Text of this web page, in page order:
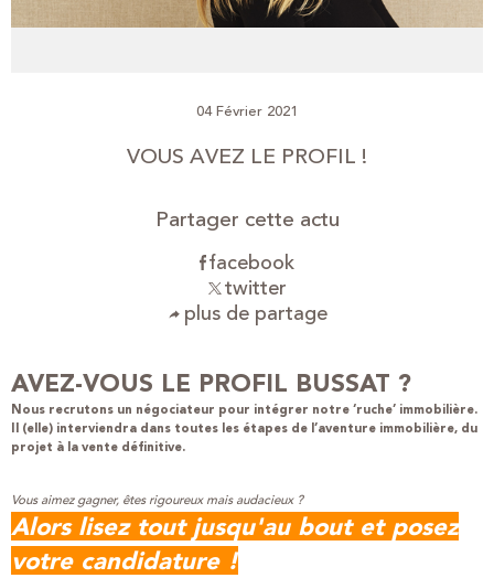
04 Février 2021
VOUS AVEZ LE PROFIL !
Partager cette actu
facebook
twitter
plus de partage
AVEZ-VOUS LE PROFIL BUSSAT ?
Nous recrutons un négociateur pour intégrer notre ‘ruche’ immobilière.
Il (elle) interviendra dans toutes les étapes de l’aventure immobilière, du
projet à la vente définitive.
Vous aimez gagner, êtes rigoureux mais audacieux ?
Alors lisez tout jusqu'au bout et posez
votre candidature !